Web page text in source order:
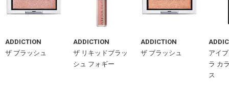
ADDICTION
ザ ブラッシュ
ADDICTION
ザ リキッドブラッ
シュ フォギー
ADDICTION
ザ ブラッシュ
アイ
ラ カ
ス